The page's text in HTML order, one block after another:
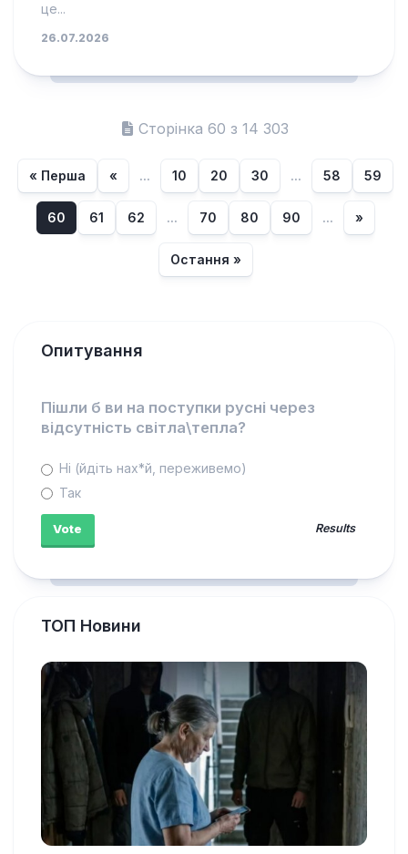
це...
26.07.2026
Сторінка 60 з 14 303
« Перша « ... 10 20 30 ... 58 59
60 61 62 ... 70 80 90 ... »
Остання »
Опитування
Пішли б ви на поступки русні через
відсутність світла\тепла?
Ні (йдіть нах*й, переживемо)
Так
Results
ТОП Новини